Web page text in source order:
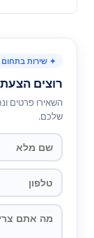
✦ שירות
רוצים
השאירו פרטים
שלכם.